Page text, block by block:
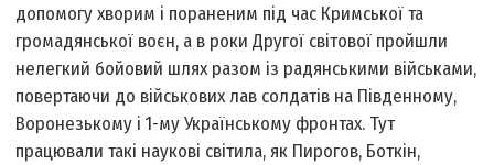
допомогу хворим і пораненим під час Кримської та
громадянської воєн, а в роки Другої світової пройшли
нелегкий бойовий шлях разом із радянськими військами,
повертаючи до військових лав солдатів на Південному,
Воронезькому і 1-му Українському фронтах. Тут
працювали такі наукові світила, як Пирогов, Боткін,